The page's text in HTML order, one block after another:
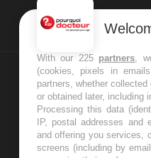
NEWSLETTER
Recevez toutes les
infos santé
With our 225 partners,
(cookies, pixels in
partners, whether
or obtained later, including
Processing this data
IP, postal addresses and
and offering you services,
screens (including by